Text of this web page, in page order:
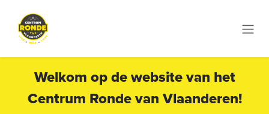
Welkom op de website van het
Centrum Ronde van Vlaanderen!